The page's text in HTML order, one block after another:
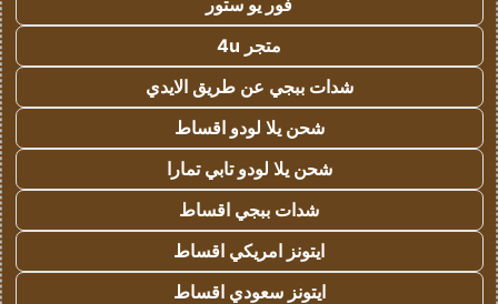
فور يو ستور
متجر 4u
شدات ببجي عن طريق الايدي
شحن يلا لودو اقساط
شحن يلا لودو تابي تمارا
شدات ببجي اقساط
ايتونز امريكي اقساط
ايتونز سعودي اقساط